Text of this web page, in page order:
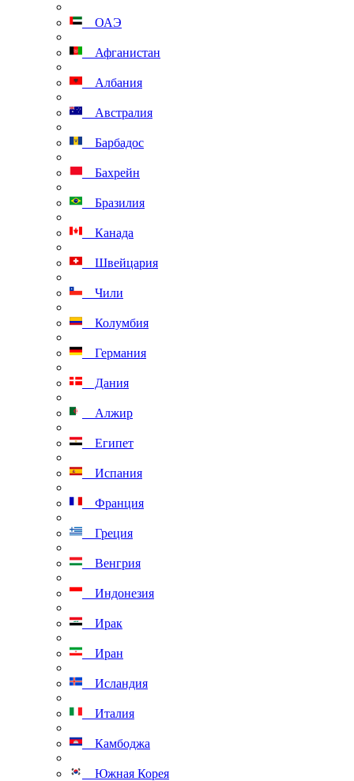
ОАЭ
Афганистан
Албания
Австралия
Барбадос
Бахрейн
Бразилия
Канада
Швейцария
Чили
Колумбия
Германия
Дания
Алжир
Египет
Испания
Франция
Греция
Венгрия
Индонезия
Ирак
Иран
Исландия
Италия
Камбоджа
Южная Корея